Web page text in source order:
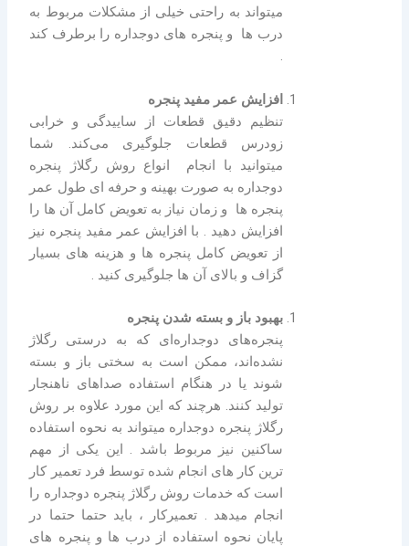
میتواند به راحتی خیلی از مشکلات مربوط به
درب ها و پنجره های دوجداره را برطرف کند
.
افزایش عمر مفید پنجره
تنظیم دقیق قطعات از ساییدگی و خرابی
زودرس قطعات جلوگیری می‌کند. شما
میتوانید با انجام انواع روش رگلاژ پنجره
دوجداره به صورت بهینه و حرفه ای طول عمر
پنجره ها و زمان نیاز به تعویض کامل آن ها را
افزایش دهید . با افزایش عمر مفید پنجره نیز
از تعویض کامل پنجره ها و هزینه های بسیار
گزاف و بالای آن ها جلوگیری کنید .
بهبود باز و بسته شدن پنجره
پنجره‌های دوجداره‌ای که به درستی رگلاژ
نشده‌اند، ممکن است به سختی باز و بسته
شوند یا در هنگام استفاده صداهای ناهنجار
تولید کنند. هرچند که این مورد علاوه بر روش
رگلاژ پنجره دوجداره میتواند به نحوه استفاده
ساکنین نیز مربوط باشد . این یکی از مهم
ترین کار های انجام شده توسط فرد تعمیر کار
است که خدمات روش رگلاژ پنجره دوجداره را
انجام میدهد . تعمیرکار ، باید حتما حتما در
پایان نحوه استفاده از درب ها و پنجره های